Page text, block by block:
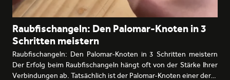
Raubfischangeln: Den Palomar-Knoten in 3
Schritten meistern
Raubfischangeln: Den Palomar-Knoten in 3 Schritten meistern
Der Erfolg beim Raubfischangeln hängt oft von der Stärke Ihrer
Verbindungen ab. Tatsächlich ist der Palomar-Knoten einer der…